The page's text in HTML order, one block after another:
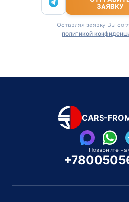
ЗАЯВКУ
Оставляя заявку Вы
политикой
CARS-
Позвоните